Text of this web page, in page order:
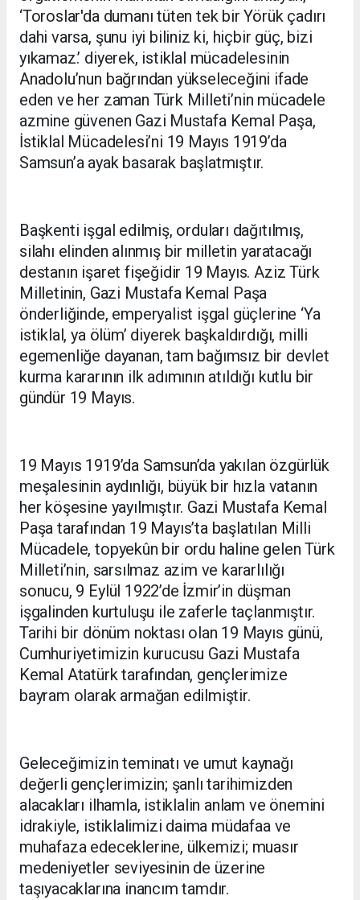
‘Toroslar'da dumanı tüten tek bir Yörük çadırı
dahi varsa, şunu iyi biliniz ki, hiçbir güç, bizi
yıkamaz.’ diyerek, istiklal mücadelesinin
Anadolu’nun bağrından yükseleceğini ifade
eden ve her zaman Türk Milleti’nin mücadele
azmine güvenen Gazi Mustafa Kemal Paşa,
İstiklal Mücadelesi’ni 19 Mayıs 1919’da
Samsun’a ayak basarak başlatmıştır.
Başkenti işgal edilmiş, orduları dağıtılmış,
silahı elinden alınmış bir milletin yaratacağı
destanın işaret fişeğidir 19 Mayıs. Aziz Türk
Milletinin, Gazi Mustafa Kemal Paşa
önderliğinde, emperyalist işgal güçlerine ‘Ya
istiklal, ya ölüm’ diyerek başkaldırdığı, milli
egemenliğe dayanan, tam bağımsız bir devlet
kurma kararının ilk adımının atıldığı kutlu bir
gündür 19 Mayıs.
19 Mayıs 1919’da Samsun’da yakılan özgürlük
meşalesinin aydınlığı, büyük bir hızla vatanın
her köşesine yayılmıştır. Gazi Mustafa Kemal
Paşa tarafından 19 Mayıs’ta başlatılan Milli
Mücadele, topyekûn bir ordu haline gelen Türk
Milleti’nin, sarsılmaz azim ve kararlılığı
sonucu, 9 Eylül 1922’de İzmir’in düşman
işgalinden kurtuluşu ile zaferle taçlanmıştır.
Tarihi bir dönüm noktası olan 19 Mayıs günü,
Cumhuriyetimizin kurucusu Gazi Mustafa
Kemal Atatürk tarafından, gençlerimize
bayram olarak armağan edilmiştir.
Geleceğimizin teminatı ve umut kaynağı
değerli gençlerimizin; şanlı tarihimizden
alacakları ilhamla, istiklalin anlam ve önemini
idrakiyle, istiklalimizi daima müdafaa ve
muhafaza edeceklerine, ülkemizi; muasır
medeniyetler seviyesinin de üzerine
taşıyacaklarına inancım tamdır.